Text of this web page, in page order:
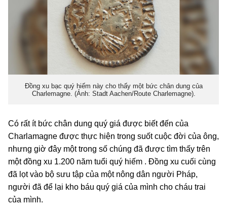
Đồng xu bạc quý hiếm này cho thấy một bức chân dung của
Charlemagne. (Ảnh: Stadt Aachen/Route Charlemagne).
Có rất ít bức chân dung quý giá được biết đến của
Charlamagne được thực hiện trong suốt cuộc đời của ông,
nhưng giờ đây một trong số chúng đã được tìm thấy trên
một đồng xu 1.200 năm tuổi quý hiếm . Đồng xu cuối cùng
đã lọt vào bộ sưu tập của một nông dân người Pháp,
người đã để lại kho báu quý giá của mình cho cháu trai
của mình.